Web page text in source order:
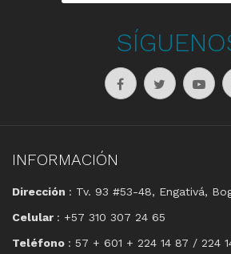
INFORMACIÓN
Dirección : Tv. 93 #53-48, Engativá,
Celular : +57 310 307 24 65
Teléfono : 57 + 601 + 224 14 87 / 224